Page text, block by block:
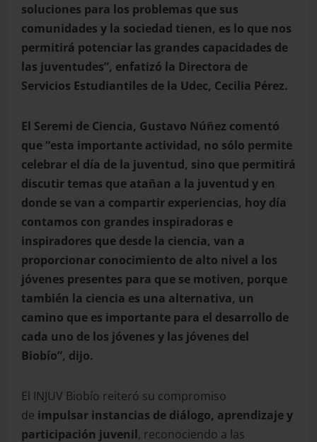
soluciones para los problemas que sus
comunidades y la sociedad tienen, es lo que nos
permitirá potenciar las grandes capacidades de
las juventudes”, enfatizó la Directora de
Servicios Estudiantiles de la Udec, Cecilia Pérez.
El Seremi de Ciencia, Gustavo Núñez comentó
que “esta importante actividad, no sólo permite
celebrar el día de la juventud, sino que permitirá
discutir temas que atañan a la juventud y en
donde se van a compartir experiencias, hoy día
contamos con grandes inspiradoras e
inspiradores que desde la ciencia, van a
proporcionar conocimiento de alto nivel a los
jóvenes presentes para que se motiven, porque
también la ciencia es una alternativa, un
camino que es importante para el desarrollo de
cada uno de los jóvenes y las jóvenes del
Biobío”, dijo.
El INJUV Biobío reiteró su compromiso
de impulsar instancias de diálogo, aprendizaje y
participación juvenil, reconociendo a las